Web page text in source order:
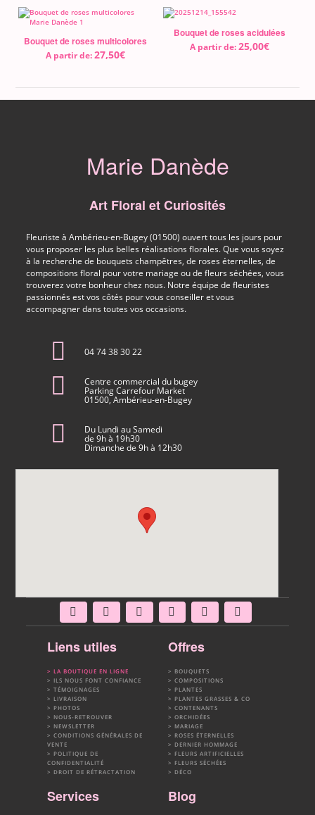
Bouquet de roses multicolores
A partir de:27,50€
Bouquet de roses acidulées
A partir de:25,00€
Marie Danède
Art Floral et Curiosités
Fleuriste à Ambérieu-en-Bugey (01500) ouvert tous les jours pour
vous proposer les plus belles réalisations florales. Que vous soyez
à la recherche de bouquets champêtres, de roses éternelles, de
compositions floral pour votre mariage ou de fleurs séchées, vous
trouverez votre bonheur chez nous. Notre équipe de fleuristes
passionnés est vos côtés pour vous conseiller et vous
accompagner dans toutes vos occasions.
04 74 38 30 22
Centre commercial du bugey
Parking Carrefour Market
01500, Ambérieu-en-Bugey
Du Lundi au Samedi
de 9h à 19h30
Dimanche de 9h à 12h30
Liens utiles
LA BOUTIQUE EN LIGNE
ILS NOUS FONT CONFIANCE
TÉMOIGNAGES
LIVRAISON
PHOTOS
NOUS-RETROUVER
NEWSLETTER
CONDITIONS GÉNÉRALES DE
VENTE
POLITIQUE DE
CONFIDENTIALITÉ
DROIT DE RÉTRACTATION
Offres
BOUQUETS
COMPOSITIONS
PLANTES
PLANTES GRASSES & CO
CONTENANTS
ORCHIDÉES
MARIAGE
ROSES ÉTERNELLES
DERNIER HOMMAGE
FLEURS ARTIFICIELLES
FLEURS SÉCHÉES
DÉCO
Services Blog